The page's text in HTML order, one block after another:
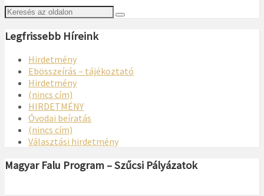
Legfrissebb Híreink
Hirdetmény
Ebösszeírás – tájékoztató
Hirdetmény
(nincs cím)
HIRDETMÉNY
Óvodai beíratás
(nincs cím)
Választási hirdetmény
Magyar Falu Program – Szűcsi Pályázatok